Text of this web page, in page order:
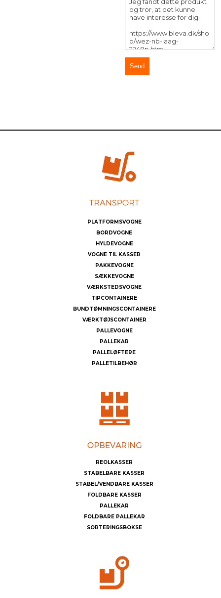
PLATFORMSVOGNE
BORDVOGNE
HYLDEVOGNE
VOGNE TIL KASSER
PAKKEVOGNE
SÆKKEVOGNE
VÆRKSTEDSVOGNE
TIPCONTAINERE
BUNDTØMNINGSCONTAINERE
VÆRKTØJSCONTAINER
PALLEVOGNE
PALLEKAR
PALLELØFTERE
PALLETILBEHØR
REOLKASSER
STABELBARE KASSER
STABEL/VENDBARE KASSER
FOLDBARE KASSER
PALLEKAR
FOLDBARE PALLEKAR
SORTERINGSBOKSE